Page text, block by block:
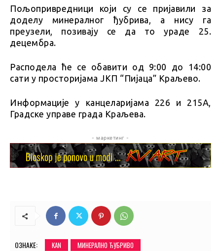
Пољопривредници који су се пријавили за
доделу минералног ђубрива, а нису га
преузели, позивају се да то ураде 25.
децембра.
Расподела ће се обавити од 9:00 до 14:00
сати у просторијама ЈКП “Пијаца” Краљево.
Информације у канцеларијама 226 и 215А,
Градске управе града Краљева.
- маркетинг -
ОЗНАКЕ: KAN МИНЕРАЛНО ЂУБРИВО